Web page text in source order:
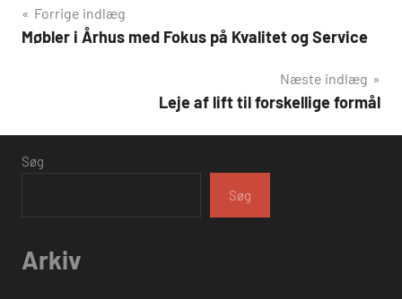
Indlægsnavigation
Forrige indlæg
Møbler i Århus med Fokus på Kvalitet og Service
Næste indlæg
Leje af lift til forskellige formål
Søg
Søg
Arkiv